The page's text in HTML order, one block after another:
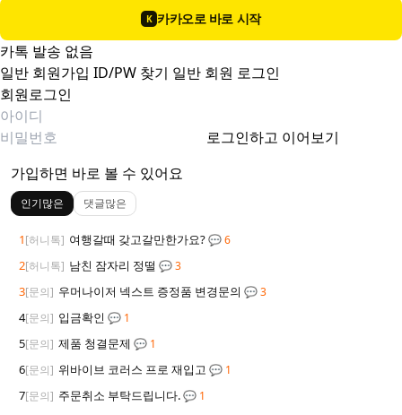
K 카카오로 바로 시작
카톡 발송 없음
일반 회원가입 ID/PW 찾기 일반 회원 로그인
회원로그인
로그인하고 이어보기
가입하면 바로 볼 수 있어요
인기많은 댓글많은
1[허니톡] 여행갈때 갖고갈만한가요?💬 6
2[허니톡] 남친 잠자리 정떨 💬 3
3[문의] 우머나이저 넥스트 증정품 변경문의 💬 3
4[문의] 입금확인 💬 1
5[문의] 제품 청결문제 💬 1
6[문의] 위바이브 코러스 프로 재입고 💬 1
7[문의] 주문취소 부탁드립니다.💬 1